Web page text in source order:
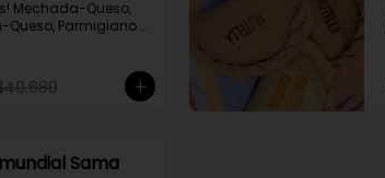
Mechada-Queso,
Queso, Parmigiano
Setas Ahumadas,
Fugazzeta (Queso
Sama